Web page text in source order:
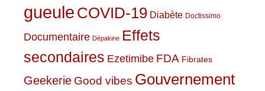
gueule COVID-19 Diabète Doctissimo
Documentaire Dépakine Effets
secondaires Ezetimibe FDA Fibrates
Geekerie Good vibes Gouvernement